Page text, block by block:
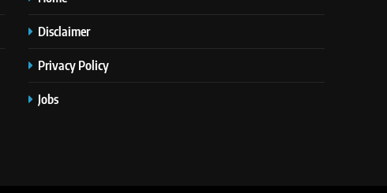
Disclaimer
Privacy Policy
Jobs